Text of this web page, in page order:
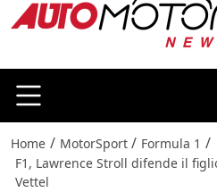
Home / MotorSport / Formula 1 /
F1, Lawrence Stroll difende il
Vettel